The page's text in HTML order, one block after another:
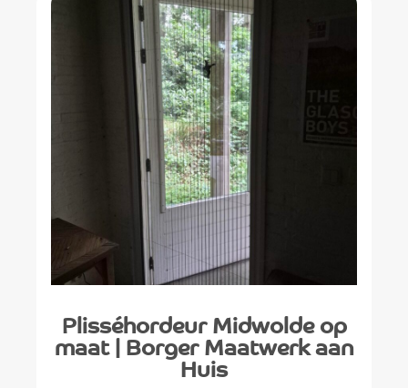
Plisséhordeur Midwolde op
maat | Borger Maatwerk aan
Huis